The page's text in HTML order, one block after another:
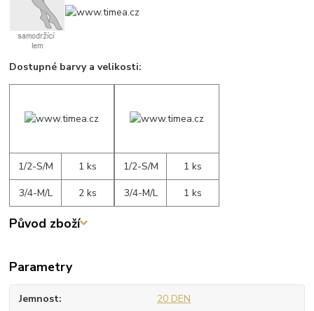
Dostupné barvy a velikosti:
1/2-S/M
1 ks
3/4-M/L
2 ks
1/2-S/M
1 ks
3/4-M/L
1 ks
Původ zboží
Parametry
Jemnost 20 DEN